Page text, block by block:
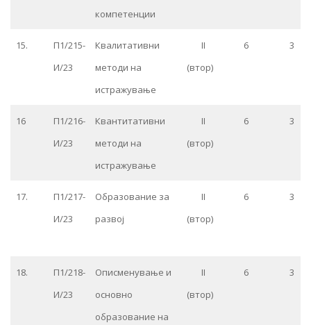
компетенции
15.
П1/215-
И/23
Квалитативни
методи на
истражување
II
(втор)
6 3
16
П1/216-
И/23
Квантитативни
методи на
истражување
II
(втор)
6 3
17.
П1/217-
И/23
Образование за
развој
II
(втор)
6 3
18.
П1/218-
И/23
Описменување и
основно
образование на
II
(втор)
6 3